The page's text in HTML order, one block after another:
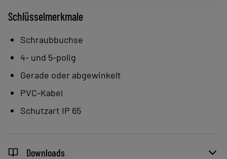
Schlüsselmerkmale
Schraubbuchse
4- und 5-polig
Gerade oder abgewinkelt
PVC-Kabel
Schutzart IP 65
Downloads